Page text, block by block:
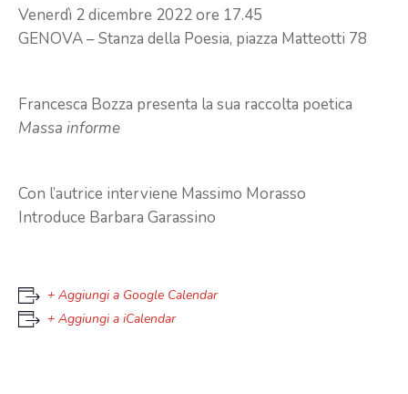
Venerdì 2 dicembre 2022 ore 17.45
GENOVA – Stanza della Poesia, piazza Matteotti 78
Francesca Bozza presenta la sua raccolta poetica
Massa informe
Con l’autrice interviene Massimo Morasso
Introduce Barbara Garassino
+ Aggiungi a Google Calendar
+ Aggiungi a iCalendar